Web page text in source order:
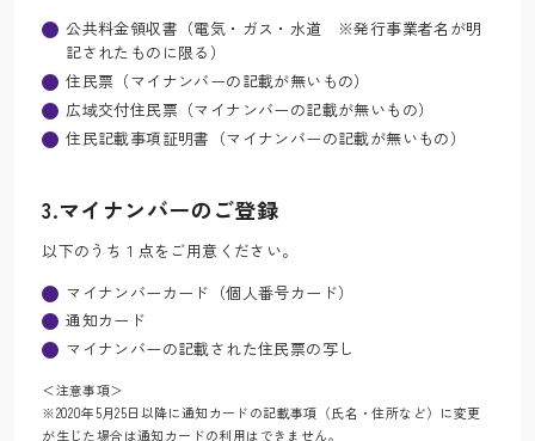
公共料金領収書（電気・ガス・水道 ※発行事業者名が明
記されたものに限る）
住民票（マイナンバーの記載が無いもの）
広域交付住民票（マイナンバーの記載が無いもの）
住民記載事項証明書（マイナンバーの記載が無いもの）
3.マイナンバーのご登録
以下のうち１点をご用意ください。
マイナンバーカード（個人番号カード）
通知カード
マイナンバーの記載された住民票の写し
＜注意事項＞
※2020年5月25日以降に通知カードの記載事項（氏名・住所など）に変更
が生じた場合は通知カードの利用はできません。